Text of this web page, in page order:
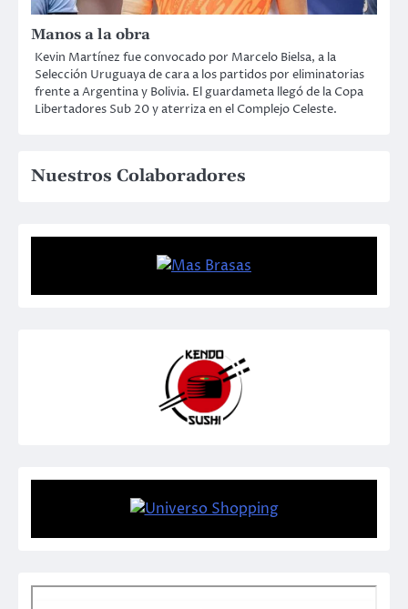
Manos a la obra
Kevin Martínez fue convocado por Marcelo Bielsa, a la
Selección Uruguaya de cara a los partidos por eliminatorias
frente a Argentina y Bolivia. El guardameta llegó de la Copa
Libertadores Sub 20 y aterriza en el Complejo Celeste.
Nuestros Colaboradores